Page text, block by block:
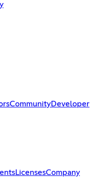
CommunityDeveloper
LicensesCompany